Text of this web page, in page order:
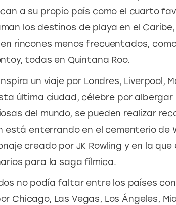
a su propio país como el cuarto
los destinos de playa en el
rincones menos frecuentados,
todas en Quintana Roo.
un viaje por Londres, Liverpool,
última ciudad, célebre por albergar
del mundo, se pueden realizar
está enterrando en el cementerio de
creado por JK Rowling y en la
para la saga fílmica.
no podía faltar entre los países
Chicago, Las Vegas, Los Ángeles,